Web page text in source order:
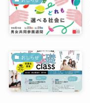
おしらせ